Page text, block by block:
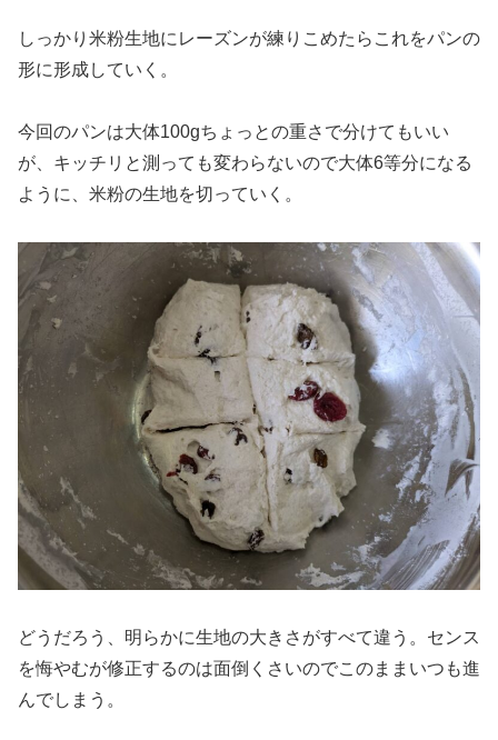
しっかり米粉生地にレーズンが練りこめたらこれをパンの
形に形成していく。
今回のパンは大体100gちょっとの重さで分けてもいい
が、キッチリと測っても変わらないので大体6等分になる
ように、米粉の生地を切っていく。
どうだろう、明らかに生地の大きさがすべて違う。センス
を悔やむが修正するのは面倒くさいのでこのままいつも進
んでしまう。